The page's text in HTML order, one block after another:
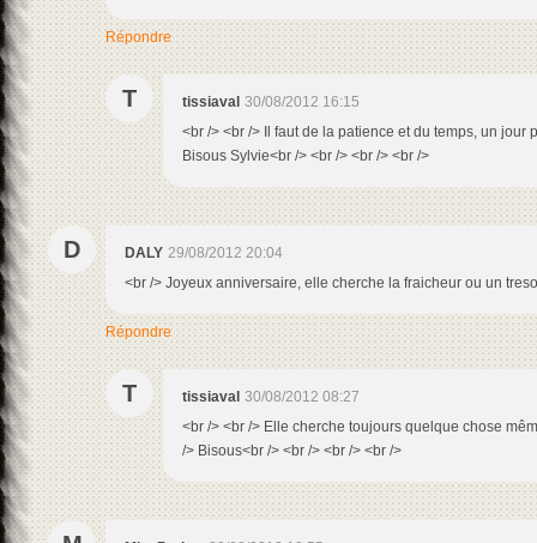
Répondre
T tissiaval 30/08/2012 16:15
<br /> <br /> Il faut de la patience et du temps, un jour
Bisous Sylvie<br /> <br /> <br /> <br />
D DALY 29/08/2012 20:04
<br /> Joyeux anniversaire, elle cherche la fraicheur ou un
Répondre
T tissiaval 30/08/2012 08:27
<br /> <br /> Elle cherche toujours quelque chose
/> Bisous<br /> <br /> <br /> <br />